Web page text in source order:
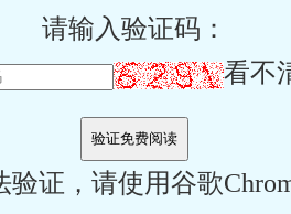
请输入验证码：
看不
证，请使用谷歌